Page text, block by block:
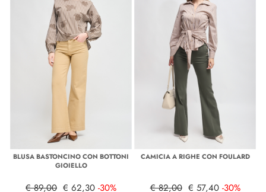
BLUSA BASTONCINO CON BOTTONI
GIOIELLO
€ 89,00 € 62,30 -30%
CAMICIA A RIGHE CON FOULARD
€ 82,00 € 57,40 -30%